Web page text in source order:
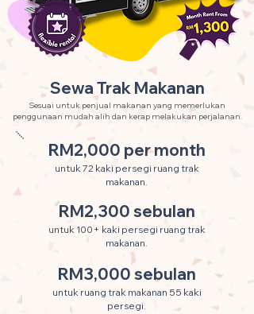
Sewa Trak Makanan
Sesuai untuk penjual makanan yang memerlukan
penggunaan mudah alih dan kerap melakukan perjalanan.
RM2,000 per month
untuk 72 kaki persegi ruang trak
makanan.
RM2,300 sebulan
untuk 100+ kaki persegi ruang trak
makanan.
RM3,000 sebulan
untuk ruang trak makanan 55 kaki
persegi.